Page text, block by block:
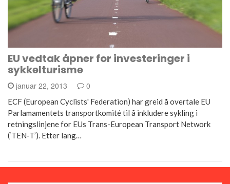
EU vedtak åpner for investeringer i
sykkelturisme
januar 22, 2013 0
ECF (European Cyclists' Federation) har greid å overtale EU
Parlamamentets transportkomité til å inkludere sykling i
retningslinjene for EUs Trans-European Transport Network
(‘TEN-T’). Etter lang…